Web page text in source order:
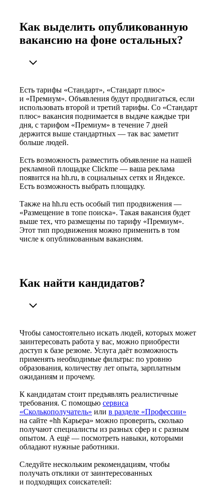
Как выделить опубликованную
вакансию на фоне остальных?
Есть тарифы «Стандарт», «Стандарт плюс»
и «Премиум». Объявления будут продвигаться, если
использовать второй и третий тарифы. Со «Стандарт
плюс» вакансия поднимается в выдаче каждые три
дня, с тарифом «Премиум» в течение 7 дней
держится выше стандартных — так вас заметит
больше людей.
Есть возможность разместить объявление на нашей
рекламной площадке Clickme — ваша реклама
появится на hh.ru, в социальных сетях и Яндексе.
Есть возможность выбрать площадку.
Также на hh.ru есть особый тип продвижения —
«Размещение в топе поиска». Такая вакансия будет
выше тех, что размещены по тарифу «Премиум».
Этот тип продвижения можно применить в том
числе к опубликованным вакансиям.
Как найти кандидатов?
Чтобы самостоятельно искать людей, которых может
заинтересовать работа у вас, можно приобрести
доступ к базе резюме. Услуга даёт возможность
применять необходимые фильтры: по уровню
образования, количеству лет опыта, зарплатным
ожиданиям и прочему.
К кандидатам стоит предъявлять реалистичные
требования. С помощью сервиса
«Сколькополучатель» или в разделе «Профессии»
на сайте «hh Карьера» можно проверить, сколько
получают специалисты из разных сфер и с разным
опытом. А ещё — посмотреть навыки, которыми
обладают нужные работники.
Следуйте нескольким рекомендациям, чтобы
получать отклики от заинтересованных
и подходящих соискателей: